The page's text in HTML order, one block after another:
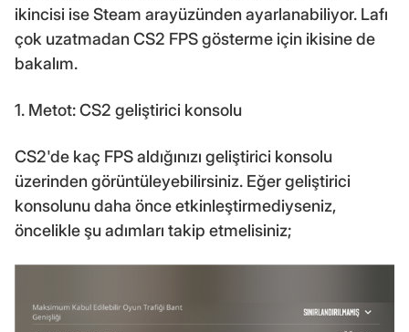
ikincisi ise Steam arayüzünden ayarlanabiliyor. Lafı
çok uzatmadan CS2 FPS gösterme için ikisine de
bakalım.
1. Metot: CS2 geliştirici konsolu
CS2'de kaç FPS aldığınızı geliştirici konsolu
üzerinden görüntüleyebilirsiniz. Eğer geliştirici
konsolunu daha önce etkinleştirmediyseniz,
öncelikle şu adımları takip etmelisiniz;